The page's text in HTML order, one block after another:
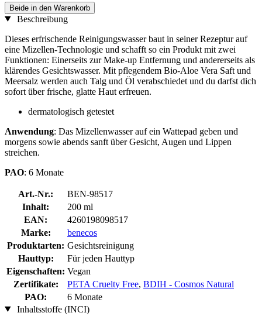
Beide in den Warenkorb
Beschreibung
Dieses erfrischende Reinigungswasser baut in seiner Rezeptur auf
eine Mizellen-Technologie und schafft so ein Produkt mit zwei
Funktionen: Einerseits zur Make-up Entfernung und andererseits als
klärendes Gesichtswasser. Mit pflegendem Bio-Aloe Vera Saft und
Meersalz werden auch Talg und Öl verabschiedet und du darfst dich
sofort über frische, glatte Haut erfreuen.
dermatologisch getestet
Anwendung: Das Mizellenwasser auf ein Wattepad geben und
morgens sowie abends sanft über Gesicht, Augen und Lippen
streichen.
PAO: 6 Monate
Art.-Nr.:
BEN-98517
Inhalt:
200 ml
EAN:
4260198098517
Marke:
benecos
Produktarten: Gesichtsreinigung
Hauttyp:
Für jeden Hauttyp
Eigenschaften: Vegan
Zertifikate:
PETA Cruelty Free, BDIH - Cosmos Natural
PAO:
6 Monate
Inhaltsstoffe (INCI)